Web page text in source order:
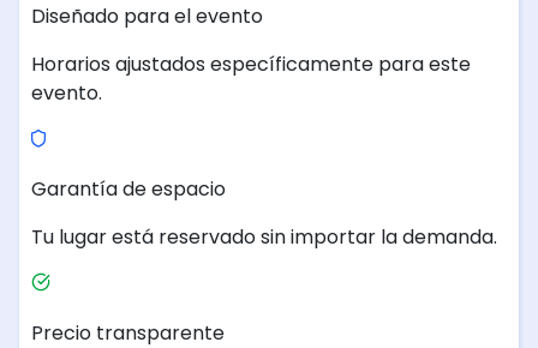
Diseñado para el evento
Horarios ajustados específicamente para este
evento.
Garantía de espacio
Tu lugar está reservado sin importar la demanda.
Precio transparente